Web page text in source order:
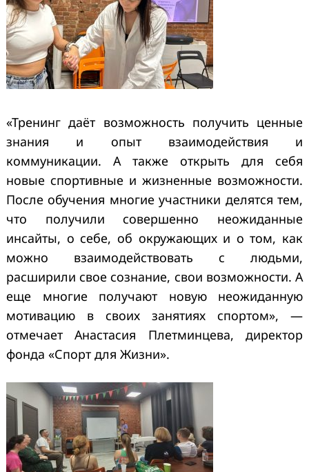
«Тренинг даёт возможность получить ценные
знания и опыт взаимодействия и
коммуникации. А также открыть для себя
новые спортивные и жизненные возможности.
После обучения многие участники делятся тем,
что получили совершенно неожиданные
инсайты, о себе, об окружающих и о том, как
можно взаимодействовать с людьми,
расширили свое сознание, свои возможности. А
еще многие получают новую неожиданную
мотивацию в своих занятиях спортом», —
отмечает Анастасия Плетминцева, директор
фонда «Спорт для Жизни».